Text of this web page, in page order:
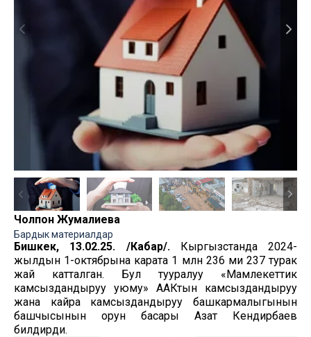
Чолпон Жумалиева
Бардык материалдар
Бишкек, 13.02.25. /Кабар/.Кыргызстанда 2024-
жылдын 1-октябрына карата 1 млн 236 миң 237 турак
жай катталган. Бул тууралуу «Мамлекеттик
камсыздандыруу уюму» ААКтын камсыздандыруу
жана кайра камсыздандыруу башкармалыгынын
башчысынын орун басары Азат Кендирбаев
билдирди.